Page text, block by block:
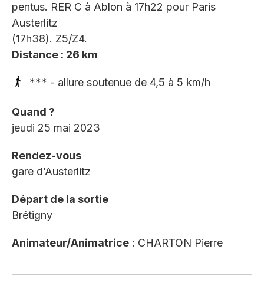
pentus. RER C à Ablon à 17h22 pour Paris
Austerlitz
(17h38). Z5/Z4.
Distance : 26 km
*** - allure soutenue de 4,5 à 5 km/h
Quand ?
jeudi 25 mai 2023
Rendez-vous
gare d’Austerlitz
Départ de la sortie
Brétigny
Animateur/Animatrice : CHARTON Pierre